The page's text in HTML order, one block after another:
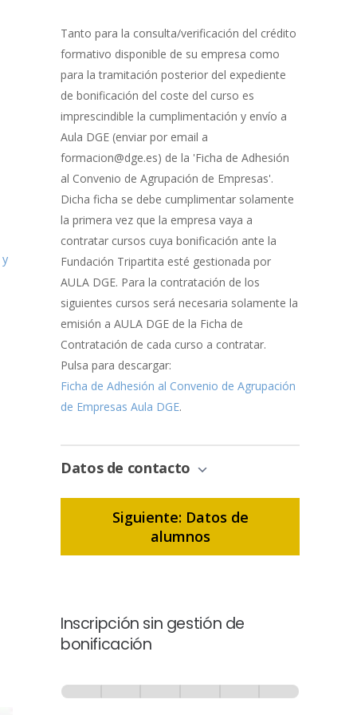
de
Bonificación
Tanto para la consulta/verificación del crédito
formativo disponible de su empresa como
para la tramitación posterior del expediente
de bonificación del coste del curso es
imprescindible la cumplimentación y envío a
Aula DGE (enviar por email a
formacion@dge.es) de la 'Ficha de Adhesión
al Convenio de Agrupación de Empresas'.
Dicha ficha se debe cumplimentar solamente
la primera vez que la empresa vaya a
contratar cursos cuya bonificación ante la
Fundación Tripartita esté gestionada por
AULA DGE. Para la contratación de los
siguientes cursos será necesaria solamente la
emisión a AULA DGE de la Ficha de
Contratación de cada curso a contratar.
Pulsa para descargar:
Ficha de Adhesión al Convenio de Agrupación
de Empresas Aula DGE.
Datos de contacto
Siguiente: Datos de
alumnos
Inscripción sin gestión de
bonificación
-